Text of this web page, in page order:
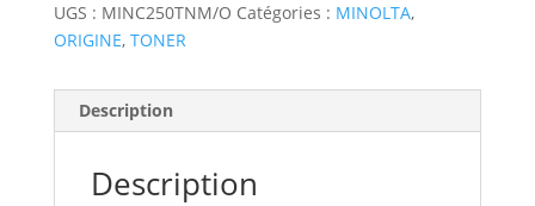
UGS : MINC250TNM/O Catégories : MINOLTA,
ORIGINE, TONER
Description
Description